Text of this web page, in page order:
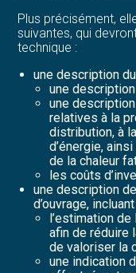
Plus précisément,
suivantes, qui
technique :
une description
une
une
relatives à la
distribution, à
d’énergie,
de la chaleur
les coûts
une description
d’ouvrage, incluant
l’estimation
afin de réduire
de valoriser la
une indication